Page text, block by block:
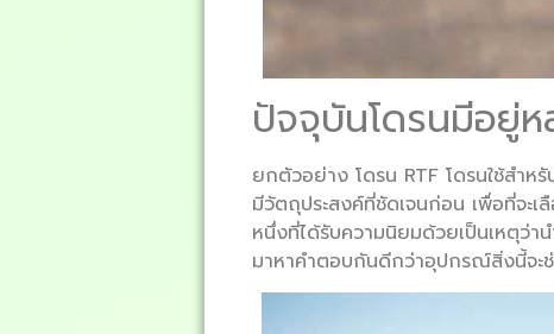
ปัจจุบันโดรนมีอยู่ห
ยกตัวอย่าง โดรน RTF โดรนใช้สำห
มีวัตถุประสงค์ที่ชัดเจนก่อน เพื่อที่จะ
หนึ่งที่ได้รับความนิยมด้วยเป็นเหตุว่า
มาหาคำตอบกันดีกว่าอุปกรณ์สิ่งนี้จะ